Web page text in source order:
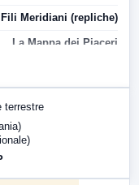
Fili Meridiani (repliche)
La Mappa dei Piaceri
terrestre